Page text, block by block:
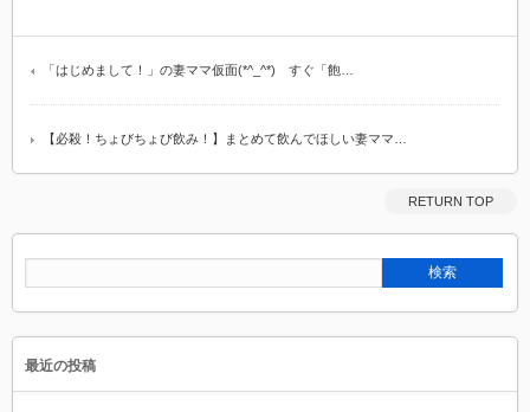
「はじめまして！」の妻ママ仮面(*^_^*) すぐ「飽…
【必殺！ちょびちょび飲み！】まとめて飲んでほしい妻ママ…
RETURN TOP
最近の投稿